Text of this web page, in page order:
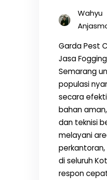
Wahyu
Garda Pest
Jasa
Semarang
populasi
secara
bahan
dan teknisi
melayani
di seluruh
respon